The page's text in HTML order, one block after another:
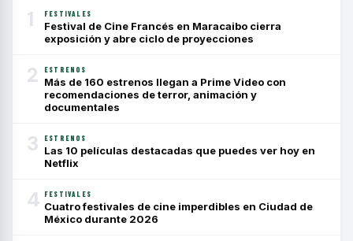
1 FESTIVALES
Festival de Cine Francés en Maracaibo cierra
exposición y abre ciclo de proyecciones
2 ESTRENOS
Más de 160 estrenos llegan a Prime Video con
recomendaciones de terror, animación y
documentales
3 ESTRENOS
Las 10 películas destacadas que puedes ver hoy en
Netflix
4 FESTIVALES
Cuatro festivales de cine imperdibles en Ciudad de
México durante 2026